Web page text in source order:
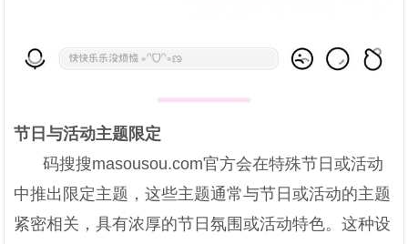
节日与活动主题限定
码搜搜masousou.com官方会在特殊节日或活动
中推出限定主题，这些主题通常与节日或活动的主题
紧密相关，具有浓厚的节日氛围或活动特色。这种设